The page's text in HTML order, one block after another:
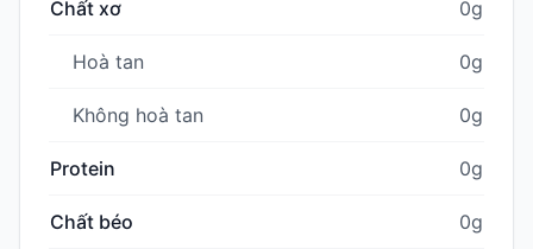
Chất xơ 0g
Hoà tan 0g
Không hoà tan 0g
Protein 0g
Chất béo 0g